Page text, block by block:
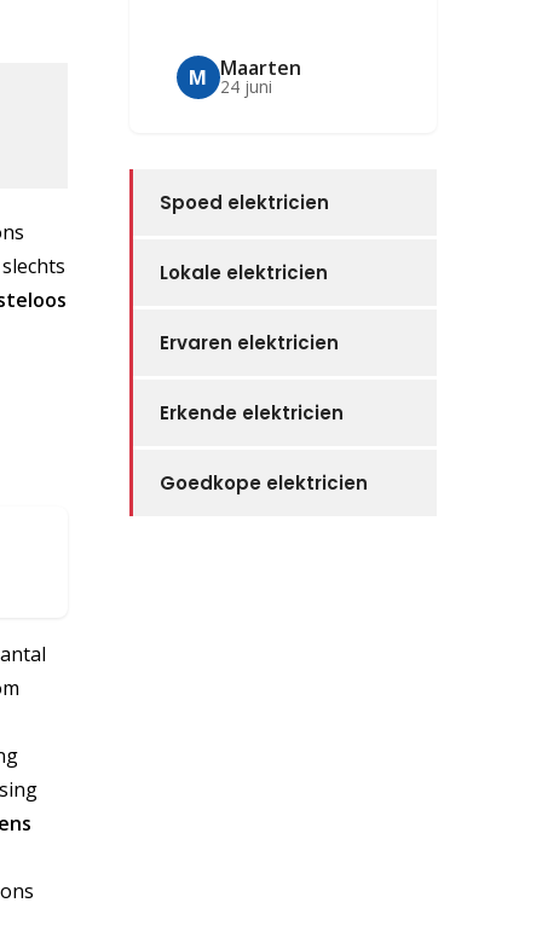
M Maarten
24 juni
Spoed elektricien
Lokale elektricien
Ervaren elektricien
Erkende elektricien
Goedkope elektricien